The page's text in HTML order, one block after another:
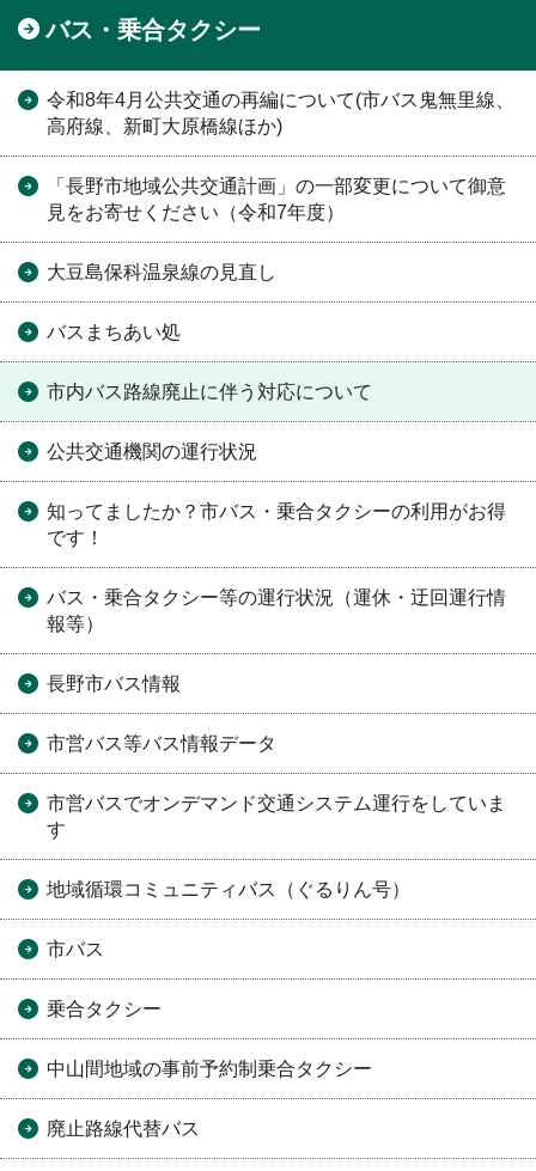
バス・乗合タクシー
令和8年4月公共交通の再編について(市バス鬼無里線、
高府線、新町大原橋線ほか)
「長野市地域公共交通計画」の一部変更について御意
見をお寄せください（令和7年度）
大豆島保科温泉線の見直し
バスまちあい処
市内バス路線廃止に伴う対応について
公共交通機関の運行状況
知ってましたか？市バス・乗合タクシーの利用がお得
です！
バス・乗合タクシー等の運行状況（運休・迂回運行情
報等）
長野市バス情報
市営バス等バス情報データ
市営バスでオンデマンド交通システム運行をしていま
す
地域循環コミュニティバス（ぐるりん号）
市バス
乗合タクシー
中山間地域の事前予約制乗合タクシー
廃止路線代替バス